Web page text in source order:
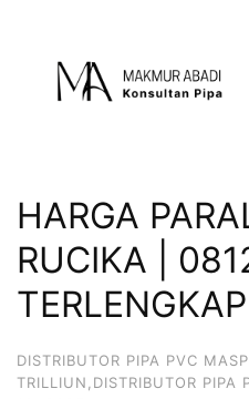
HARGA
RUCIKA |
TERLENGKAP
DISTRIBUTOR PIPA PVC
TRILLIUN,DISTRIBUTOR PIPA